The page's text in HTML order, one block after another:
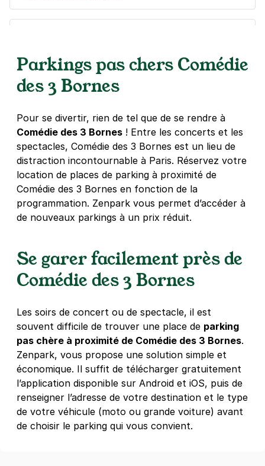
75011Paris
4,2
/heure
Réserver
+ Abonnements disponibles
Paris - rue Saint Maur - avenue de la
République
12bis Villa Gaudelet
75011Paris
Réserver
+ Abonnements disponibles
Paris - Hôpital Saint-Louis -
SAEMES
1 avenue Claude Vellefaux
75010 Paris
4,6(323 avis)
4,59 €/heure,24,86 €/jour, 108,64 €/semaine
(tarifs dégressifs)
Réserver
Parkings pas chers Comédie
des 3 Bornes
Pour se divertir, rien de tel que de se rendre à
Comédie des 3 Bornes ! Entre les concerts et les
spectacles, Comédie des 3 Bornes est un lieu de
distraction incontournable à Paris. Réservez votre
location de places de parking à proximité de
Comédie des 3 Bornes en fonction de la
programmation. Zenpark vous permet d’accéder à
de nouveaux parkings à un prix réduit.
Se garer facilement près de
Comédie des 3 Bornes
Les soirs de concert ou de spectacle, il est
souvent difficile de trouver une place de parking
pas chère à proximité de Comédie des 3 Bornes.
Zenpark, vous propose une solution simple et
économique. Il suffit de télécharger gratuitement
l’application disponible sur Android et iOS, puis de
renseigner l’adresse de votre destination et le type
de votre véhicule (moto ou grande voiture) avant
de choisir le parking qui vous convient.